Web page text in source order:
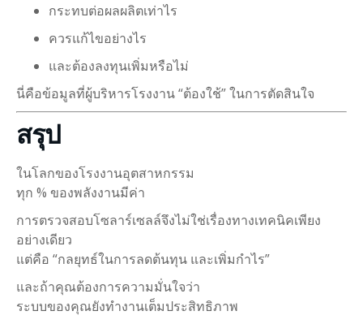
กระทบต่อผลผลิตเท่าไร
ควรแก้ไขอย่างไร
และต้องลงทุนเพิ่มหรือไม่
นี่คือข้อมูลที่ผู้บริหารโรงงาน “ต้องใช้” ในการตัดสินใจ
สรุป
ในโลกของโรงงานอุตสาหกรรม
ทุก % ของพลังงานมีค่า
การตรวจสอบโซลาร์เซลล์จึงไม่ใช่เรื่องทางเทคนิคเพียง
อย่างเดียว
แต่คือ “กลยุทธ์ในการลดต้นทุน และเพิ่มกำไร”
และถ้าคุณต้องการความมั่นใจว่า
ระบบของคุณยังทำงานเต็มประสิทธิภาพ